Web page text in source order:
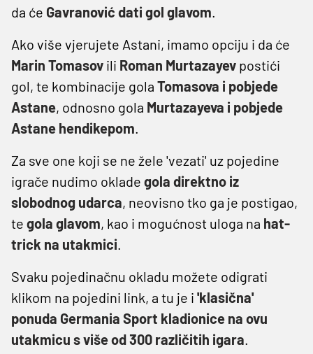
da će Gavranović dati gol glavom.
Ako više vjerujete Astani, imamo opciju i da će
Marin Tomasov ili Roman Murtazayev postići
gol, te kombinacije gola Tomasova i pobjede
Astane, odnosno gola Murtazayeva i pobjede
Astane hendikepom.
Za sve one koji se ne žele 'vezati' uz pojedine
igrače nudimo oklade gola direktno iz
slobodnog udarca, neovisno tko ga je postigao,
te gola glavom, kao i mogućnost uloga na hat-
trick na utakmici.
Svaku pojedinačnu okladu možete odigrati
klikom na pojedini link, a tu je i 'klasična'
ponuda Germania Sport kladionice na ovu
utakmicu s više od 300 različitih igara.